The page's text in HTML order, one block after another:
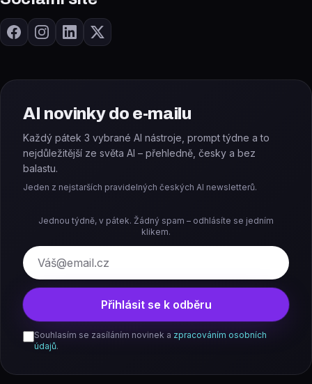
AI novinky do e-mailu
Každý pátek 3 vybrané AI nástroje, prompt týdne a to
nejdůležitější ze světa AI – přehledně, česky a bez
balastu.
Jeden z nejstarších pravidelných českých AI newsletterů.
Jednou týdně, v pátek. Žádný spam – odhlásíte se jedním
klikem.
E-mail
Přihlásit se k odběru
Souhlasím se zasíláním novinek a zpracováním osobních
údajů.